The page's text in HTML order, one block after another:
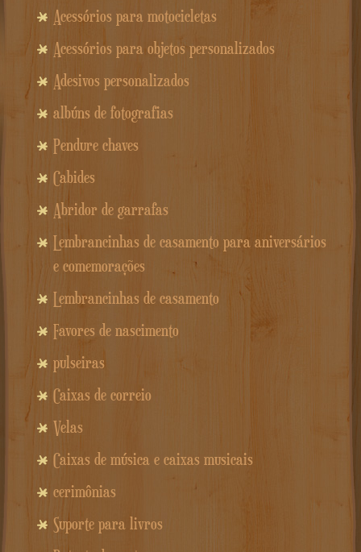
Acessórios para motocicletas
Acessórios para objetos personalizados
Adesivos personalizados
albúns de fotografias
Pendure chaves
Cabides
Abridor de garrafas
Lembrancinhas de casamento para aniversários
e comemorações
Lembrancinhas de casamento
Favores de nascimento
pulseiras
Caixas de correio
Velas
Caixas de música e caixas musicais
cerimônias
Suporte para livros